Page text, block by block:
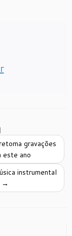
gravações
este ano
instrumental
→